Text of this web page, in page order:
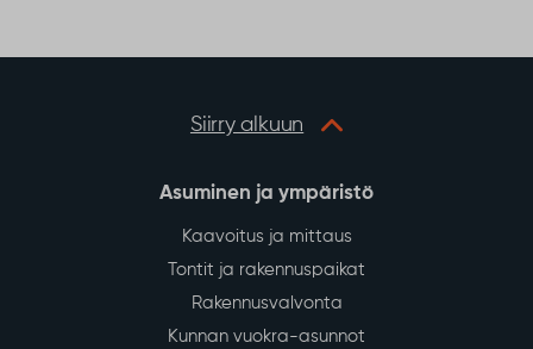
Siirry alkuun
Asuminen ja ympäristö
Kaavoitus ja mittaus
Tontit ja rakennuspaikat
Rakennusvalvonta
Kunnan vuokra-asunnot